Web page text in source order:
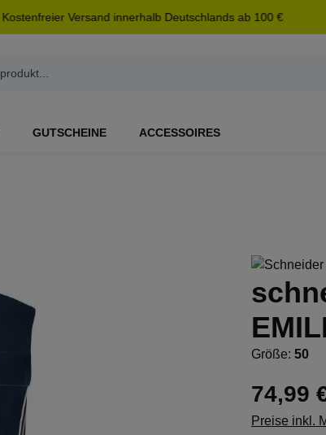
Kostenfreier Versand innerhalb Deutschlands ab 100 €
GUTSCHEINE ACCESSOIRES
Größe: 50
74,99
Preise inkl.